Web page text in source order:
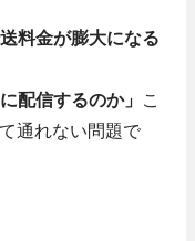
料金が膨大になる
配信するのか」 こ
通れない問題で